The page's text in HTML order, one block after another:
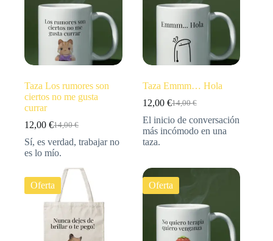
Taza Los rumores son
ciertos no me gusta
currar
14,00€
12,00 €
Sí, es verdad, trabajar no
es lo mío.
Taza Emmm… Hola
14,00€
12,00 €
El inicio de conversación
más incómodo en una
taza.
Oferta Oferta